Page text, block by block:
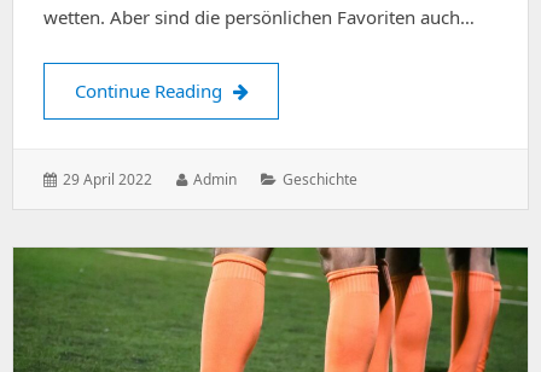
wetten. Aber sind die persönlichen Favoriten auch…
Continue Reading Vorhersagen für die WM 2022 in
Posted
29 April 2022 Author:
Admin Categories:
Geschichte